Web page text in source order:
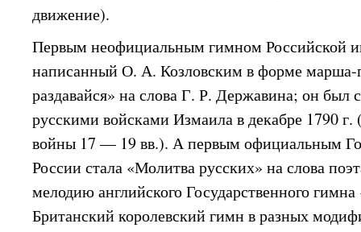
движение).
Первым неофициальным гимном Российской
написанный О. А. Козловским в форме марша-
раздавайся» на слова Г. Р. Державина; он был
русскими войсками Измаила в декабре 1790 г.
войны 17 — 19 вв.). А первым официальным
России стала «Молитва русских» на слова
мелодию английского Государственного
Британский королевский гимн в разных